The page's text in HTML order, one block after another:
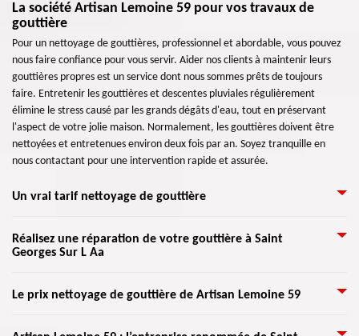
La société Artisan Lemoine 59 pour vos travaux de
gouttière
Pour un nettoyage de gouttières, professionnel et abordable, vous pouvez
nous faire confiance pour vous servir. Aider nos clients à maintenir leurs
gouttières propres est un service dont nous sommes prêts de toujours
faire. Entretenir les gouttières et descentes pluviales régulièrement
élimine le stress causé par les grands dégâts d'eau, tout en préservant
l'aspect de votre jolie maison. Normalement, les gouttières doivent être
nettoyées et entretenues environ deux fois par an. Soyez tranquille en
nous contactant pour une intervention rapide et assurée.
Un vrai tarif nettoyage de gouttière
Artisan Lemoine 59 vous propose une vérification régulière de vos
gouttières pour éviter les dommages. Seule une entreprise spécialisée en
pourvoyant une satisfaction et une assurance. Les gouttières qui
débordent peuvent causer l’infiltration d’eau sur la toiture. Si l’eau
Réalisez une réparation de votre gouttière à Saint
Georges Sur L Aa
Étant donné que c'est un spécialiste en réparation de gouttière tel que
Le prix nettoyage de gouttière de Artisan Lemoine 59